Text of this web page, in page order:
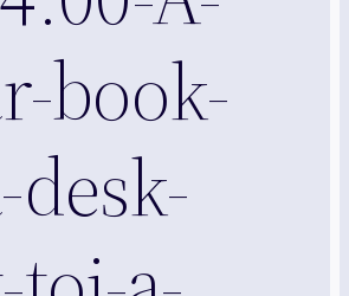
book-
desk-